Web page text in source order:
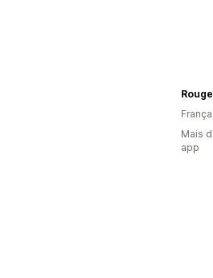
França
Mais
app